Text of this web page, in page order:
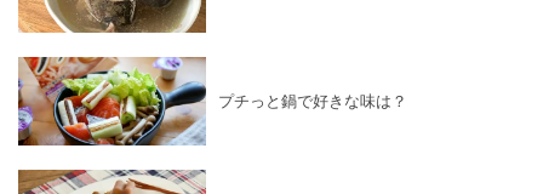
プチっと鍋で好きな味は？